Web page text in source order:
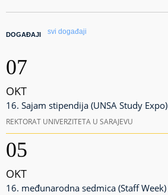
DOGAĐAJI svi događaji
07
OKT
16. Sajam stipendija (UNSA Study Expo)
REKTORAT UNIVERZITETA U SARAJEVU
05
OKT
16. međunarodna sedmica (Staff Week)